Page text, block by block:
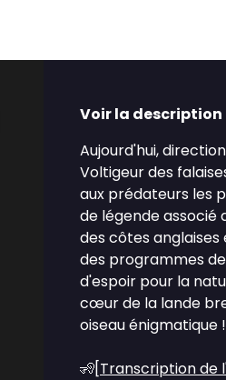
Voir la description
Aujourd'hui,
Voltigeur des
aux prédateurs les
de légende
des côtes anglaises
des programmes
d'espoir pour la
cœur de la lande
oiseau énigmatique !
🧏[Transcription de